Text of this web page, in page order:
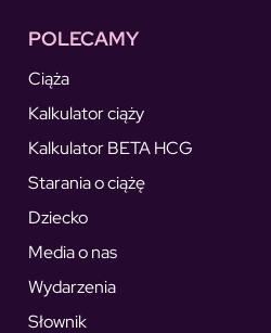
POLECAMY
Ciąża
Kalkulator ciąży
Kalkulator BETA HCG
Starania o ciążę
Dziecko
Media o nas
Wydarzenia
Słownik